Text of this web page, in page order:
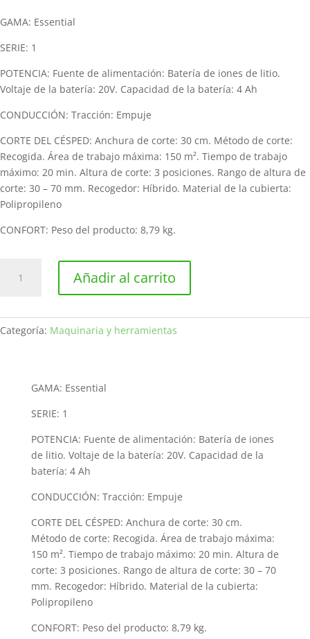
GAMA: Essential
SERIE: 1
POTENCIA: Fuente de alimentación: Batería de iones de litio.
Voltaje de la batería: 20V. Capacidad de la batería: 4 Ah
CONDUCCIÓN: Tracción: Empuje
CORTE DEL CÉSPED: Anchura de corte: 30 cm. Método de corte:
Recogida. Área de trabajo máxima: 150 m². Tiempo de trabajo
máximo: 20 min. Altura de corte: 3 posiciones. Rango de altura de
corte: 30 – 70 mm. Recogedor: Híbrido. Material de la cubierta:
Polipropileno
CONFORT: Peso del producto: 8,79 kg.
Collector
Añadir al carrito
Categoría: Maquinaria y herramientas
GAMA: Essential
SERIE: 1
POTENCIA: Fuente de alimentación: Batería de iones
de litio. Voltaje de la batería: 20V. Capacidad de la
batería: 4 Ah
CONDUCCIÓN: Tracción: Empuje
CORTE DEL CÉSPED: Anchura de corte: 30 cm.
Método de corte: Recogida. Área de trabajo máxima:
150 m². Tiempo de trabajo máximo: 20 min. Altura de
corte: 3 posiciones. Rango de altura de corte: 30 – 70
mm. Recogedor: Híbrido. Material de la cubierta:
Polipropileno
CONFORT: Peso del producto: 8,79 kg.